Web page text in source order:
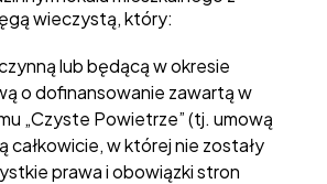
wieczystą, który:
lub będącą w okresie
o dofinansowanie zawartą w
„Czyste Powietrze” (tj. umową
całkowicie, w której nie zostały
prawa i obowiązki stron